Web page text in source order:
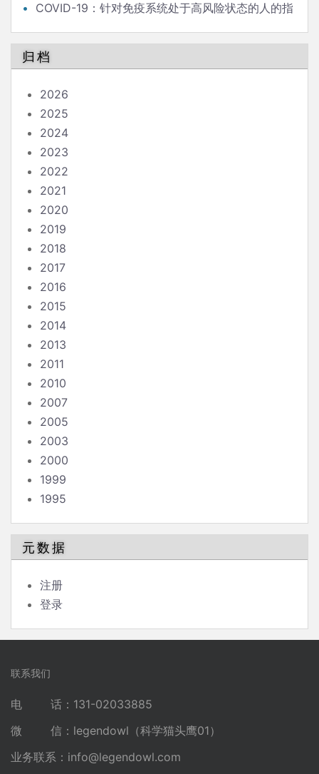
COVID-19：针对免疫系统处于高风险状态的人的指
归档
2026
2025
2024
2023
2022
2021
2020
2019
2018
2017
2016
2015
2014
2013
2011
2010
2007
2005
2003
2000
1999
1995
元数据
注册
登录
联系我们
电 话：131-02033885
微 信：legendowl（科学猫头鹰01）
业务联系： info@legendowl.com